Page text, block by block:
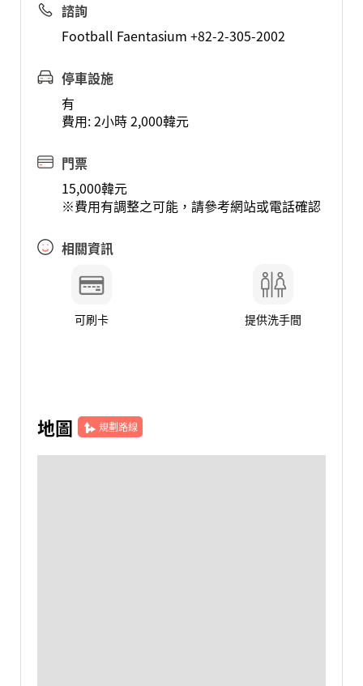
諮詢
Football Faentasium +82-2-305-2002
停車設施
有
費用: 2小時 2,000韓元
門票
15,000韓元
※費用有調整之可能，請參考網站或電話確認
相關資訊
可刷卡 提供洗手間
地圖 規劃路線